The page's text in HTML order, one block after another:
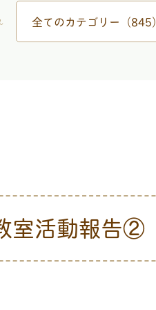
全てのカテゴリー（845）
室活動報告②